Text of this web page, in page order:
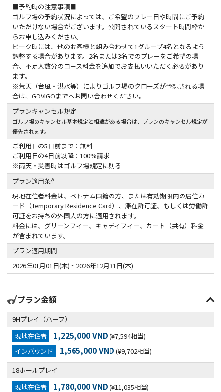
■予約時の注意事項■
ゴルフ場の予約状況によっては、ご希望のプレー日や時間にご予約
いただけない場合がございます。公開されているスタート時間枠か
らお申し込みください。
ピーク時には、他のお客様と組み合わせて1グループ4名となるよう
調整する場合があります。2名または3名でのプレーをご希望の場
合、不足人数分のコース料金を追加でお支払いいただく必要があり
ます。
※荒天（台風・洪水等）によりゴルフ場のクローズが予想される場
合は、GOVIGOまでへお問い合わせください。
プランキャンセル規定
ゴルフ場のキャンセル基本規定と相違がある場合は、プランのキャンセル規定が
優先されます。
ご利用日の5日前まで：無料
ご利用日の4日前以降：100%請求
※雨天・災害時はゴルフ場規定に則る
プラン適用条件
現地在住者料金は、ベトナム国籍の方、または有効期限内の居住カ
ード（Temporary Residence Card）、滞在許可証、もしくは労働許
可証をお持ちの外国人の方に適用されます。
料金には、グリーンフィー、キャディフィー、カート（共有）料金
が含まれています。
プラン適用期間
2026年01月01日(木) ~ 2026年12月31日(木)
プラン金額
9Hプレイ（ハーフ）
現地在住者
1,225,000 VND (¥7,594相当)
インバウンド
1,565,000 VND (¥9,702相当)
18ホールプレイ
現地在住者
1,780,000 VND (¥11,035相当)